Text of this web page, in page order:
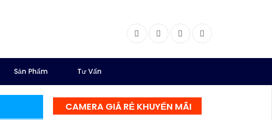
FacebookTwitter InstagramDribbble
Sản Phẩm Tư Vấn
CAMERA GIÁ RẺ KHUYẾN MÃI